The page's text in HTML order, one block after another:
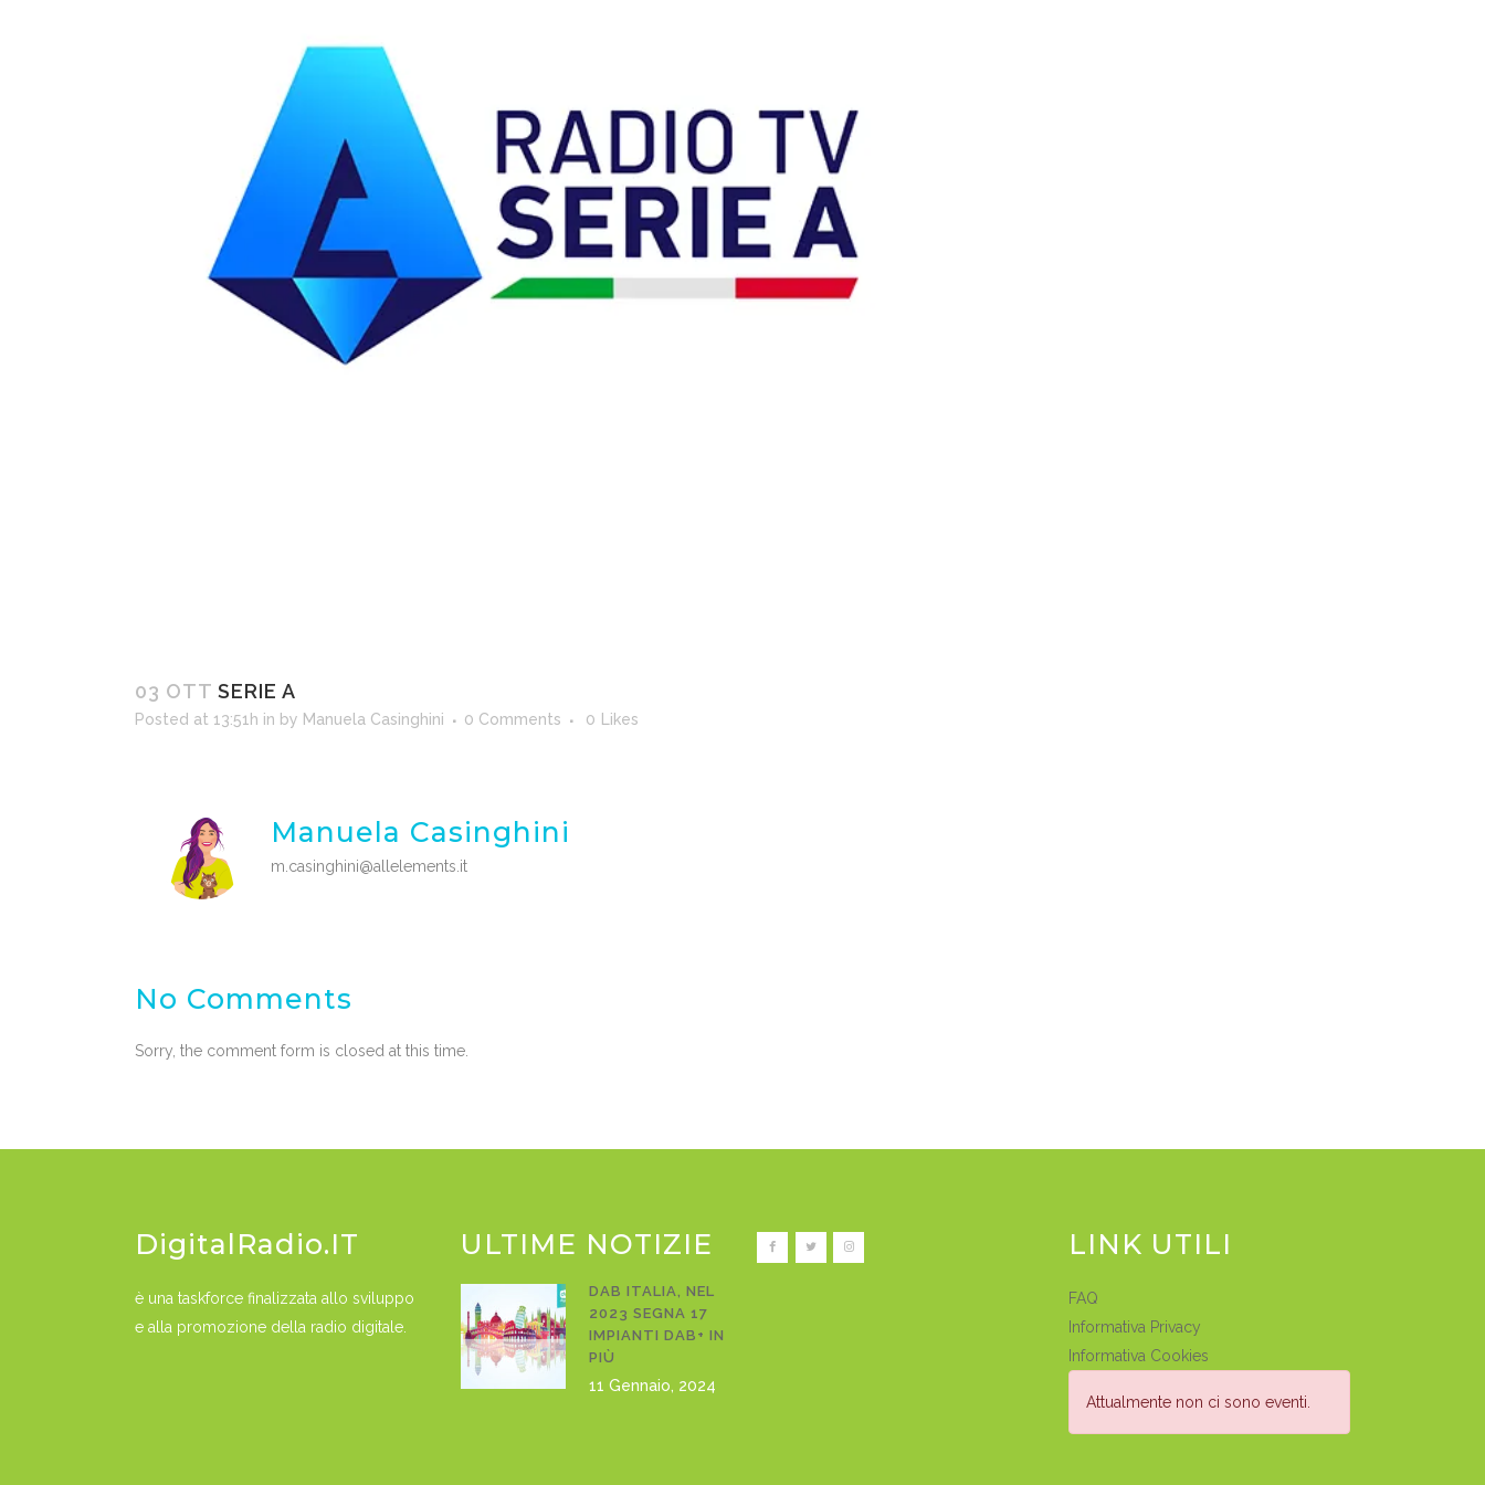
03 OTT SERIE A
Posted at 13:51h in by Manuela Casinghini 0 Comments 0 Likes
Manuela Casinghini
m.casinghini@allelements.it
No Comments
Sorry, the comment form is closed at this time.
DigitalRadio.IT
è una taskforce finalizzata allo sviluppo
e alla promozione della radio digitale.
ULTIME NOTIZIE
DAB ITALIA, NEL
2023 SEGNA 17
IMPIANTI DAB+ IN
PIÙ
11 Gennaio, 2024
LINK UTILI
FAQ
Informativa Privacy
Informativa Cookies
Attualmente non ci sono eventi.